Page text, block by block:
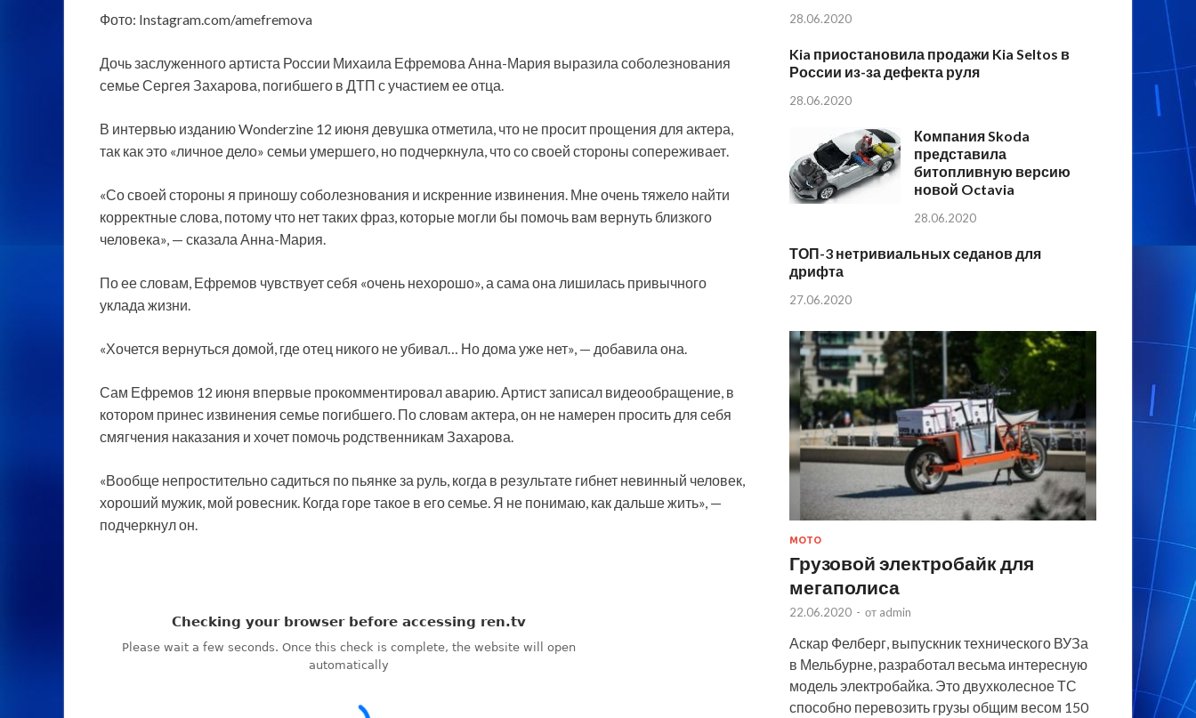
Фото: Instagram.com/amefremova
Дочь заслуженного артиста России Михаила Ефремова Анна-Мария выразила соболезнования
семье Сергея Захарова, погибшего в ДТП с участием ее отца.
В интервью изданию Wonderzine 12 июня девушка отметила, что не просит прощения для актера,
так как это «личное дело» семьи умершего, но подчеркнула, что со своей стороны сопереживает.
«Со своей стороны я приношу соболезнования и искренние извинения. Мне очень тяжело найти
корректные слова, потому что нет таких фраз, которые могли бы помочь вам вернуть близкого
человека», — сказала Анна-Мария.
По ее словам, Ефремов чувствует себя «очень нехорошо», а сама она лишилась привычного
уклада жизни.
«Хочется вернуться домой, где отец никого не убивал… Но дома уже нет», — добавила она.
Сам Ефремов 12 июня впервые прокомментировал аварию. Артист записал видеообращение, в
котором принес извинения семье погибшего. По словам актера, он не намерен просить для себя
смягчения наказания и хочет помочь родственникам Захарова.
«Вообще непростительно садиться по пьянке за руль, когда в результате гибнет невинный человек,
хороший мужик, мой ровесник. Когда горе такое в его семье. Я не понимаю, как дальше жить», —
подчеркнул он.
28.06.2020
Kia приостановила продажи Kia Seltos в
России из-за дефекта руля
28.06.2020
Компания Skoda
представила
битопливную версию
новой Octavia
28.06.2020
ТОП-3 нетривиальных седанов для
дрифта
27.06.2020
МОТО
Грузовой электробайк для
мегаполиса
22.06.2020 - от admin
Аскар Фелберг, выпускник технического ВУЗа
в Мельбурне, разработал весьма интересную
модель электробайка. Это двухколесное ТС
способно перевозить грузы общим весом 150